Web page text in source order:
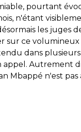
pourtant
n'étant
les juges
sur ce volumineux
dans plusieurs
appel. Autrement
Mbappé n'est pas